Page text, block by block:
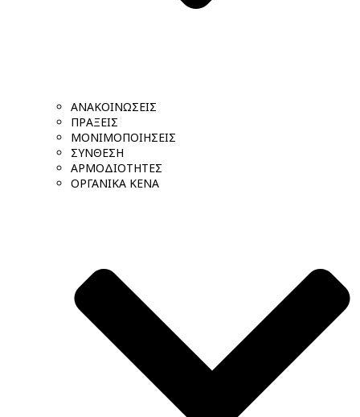
ΑΝΑΚΟΙΝΩΣΕΙΣ
ΠΡΑΞΕΙΣ
ΜΟΝΙΜΟΠΟΙΗΣΕΙΣ
ΣΥΝΘΕΣΗ
ΑΡΜΟΔΙΟΤΗΤΕΣ
ΟΡΓΑΝΙΚΑ ΚΕΝΑ